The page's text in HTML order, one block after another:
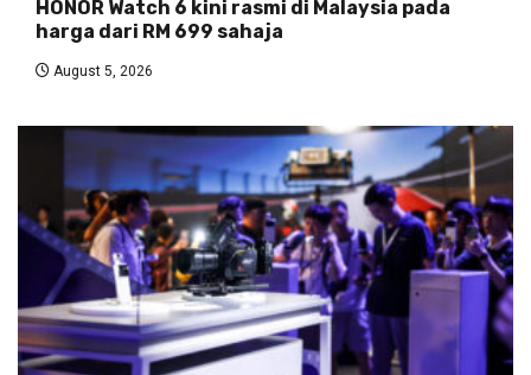
HONOR Watch 6 kini rasmi di Malaysia pada
harga dari RM 699 sahaja
August 5, 2026